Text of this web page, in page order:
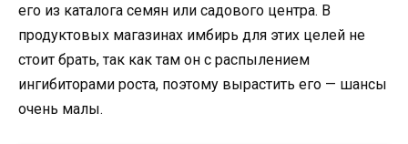
его из каталога семян или садового центра. В
продуктовых магазинах имбирь для этих целей не
стоит брать, так как там он с распылением
ингибиторами роста, поэтому вырастить его — шансы
очень малы.